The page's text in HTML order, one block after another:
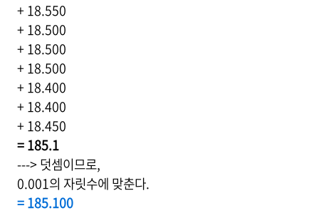
+ 18.550
+ 18.500
+ 18.500
+ 18.500
+ 18.400
+ 18.400
+ 18.450
= 185.1
---> 덧셈이므로,
0.001의 자릿수에 맞춘다.
= 185.100